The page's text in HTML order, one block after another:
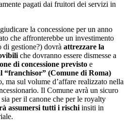
pagati dai fruitori dei servizi in
la concessione per un anno
che affronterebbe un investimento
di gestione?) dovrà attrezzare la
che dovranno essere dismesse a
di concessione previsto e
“franchisor” (Comune di Roma)
ma sul volume d’affare realizzato nella
Il Comune avrà un sicuro
per il canone che per le royalty
assumersi tutti i rischi insiti in